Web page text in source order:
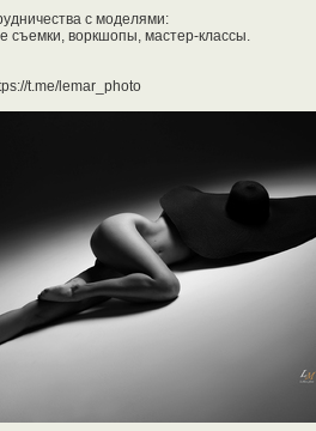
с моделями:
съемки, воркшопы, мастер-классы.
t.me/lemar_photo